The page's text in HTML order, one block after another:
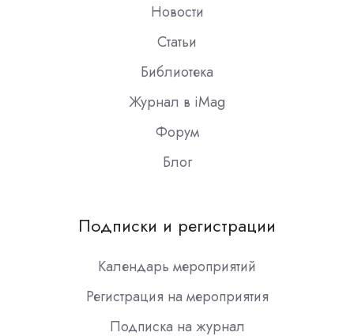
Новости
Статьи
Библиотека
Журнал в iMag
Форум
Блог
Подписки и регистрации
Календарь мероприятий
Регистрация на мероприятия
Подписка на журнал